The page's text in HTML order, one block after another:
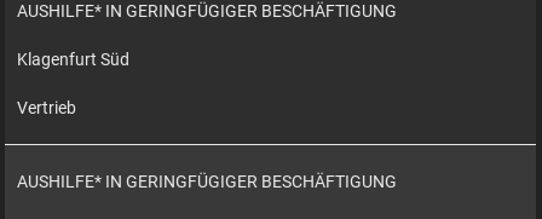
AUSHILFE* IN GERINGFÜGIGER BESCHÄFTIGUNG
Klagenfurt Süd
Vertrieb
AUSHILFE* IN GERINGFÜGIGER BESCHÄFTIGUNG